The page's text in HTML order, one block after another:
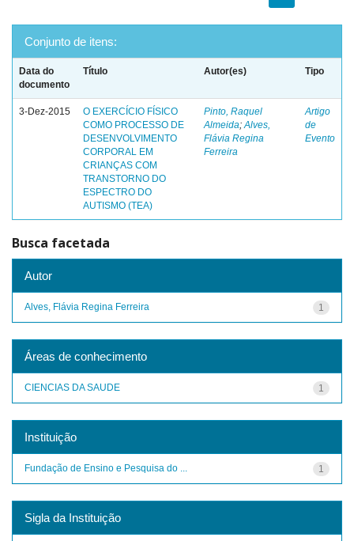
Conjunto de itens:
Data do
documento
Título Autor(es) Tipo
3-Dez-2015
O EXERCÍCIO FÍSICO
COMO PROCESSO DE
DESENVOLVIMENTO
CORPORAL EM
CRIANÇAS COM
TRANSTORNO DO
ESPECTRO DO
AUTISMO (TEA)
Pinto, Raquel
Almeida;Alves,
Flávia Regina
Ferreira
Artigo
de
Evento
Busca facetada
Autor
1
Alves, Flávia Regina Ferreira
Áreas de conhecimento
1
CIENCIAS DA SAUDE
Instituição
1
Fundação de Ensino e Pesquisa do ...
Sigla da Instituição